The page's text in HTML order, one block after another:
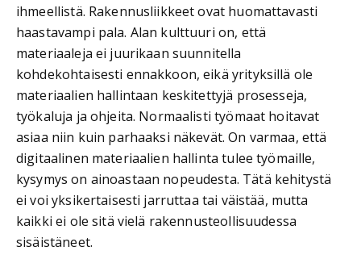
ihmeellistä. Rakennusliikkeet ovat huomattavasti
haastavampi pala. Alan kulttuuri on, että
materiaaleja ei juurikaan suunnitella
kohdekohtaisesti ennakkoon, eikä yrityksillä ole
materiaalien hallintaan keskitettyjä prosesseja,
työkaluja ja ohjeita. Normaalisti työmaat hoitavat
asiaa niin kuin parhaaksi näkevät. On varmaa, että
digitaalinen materiaalien hallinta tulee työmaille,
kysymys on ainoastaan nopeudesta. Tätä kehitystä
ei voi yksikertaisesti jarruttaa tai väistää, mutta
kaikki ei ole sitä vielä rakennusteollisuudessa
sisäistäneet.